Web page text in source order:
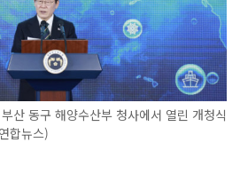
산 동구 해양수산부 청사에서 열린 개청식
합뉴스)